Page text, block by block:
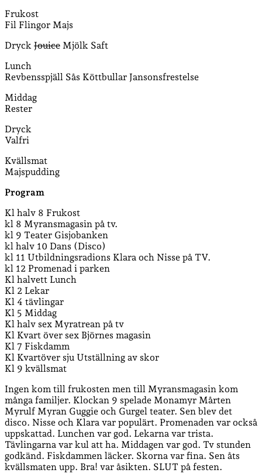
Frukost
Fil Flingor Majs
Dryck Jouice Mjölk Saft
Lunch
Revbensspjäll Sås Köttbullar Jansonsfrestelse
Middag
Rester
Dryck
Valfri
Kvällsmat
Majspudding
Program
Kl halv 8 Frukost
kl 8 Myransmagasin på tv.
kl 9 Teater Gisjobanken
kl halv 10 Dans (Disco)
kl 11 Utbildningsradions Klara och Nisse på TV.
kl 12 Promenad i parken
Kl halvett Lunch
Kl 2 Lekar
Kl 4 tävlingar
Kl 5 Middag
Kl halv sex Myratrean på tv
Kl Kvart över sex Björnes magasin
Kl 7 Fiskdamm
Kl Kvartöver sju Utställning av skor
Kl 9 kvällsmat
Ingen kom till frukosten men till Myransmagasin kom
många familjer. Klockan 9 spelade Monamyr Mårten
Myrulf Myran Guggie och Gurgel teater. Sen blev det
disco. Nisse och Klara var populärt. Promenaden var också
uppskattad. Lunchen var god. Lekarna var trista.
Tävlingarna var kul att ha. Middagen var god. Tv stunden
godkänd. Fiskdammen läcker. Skorna var fina. Sen åts
kvällsmaten upp. Bra! var åsikten. SLUT på festen.